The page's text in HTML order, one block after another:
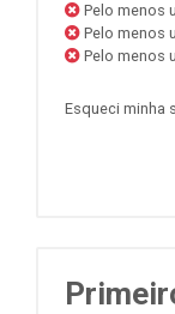
Pelo menos
Pelo menos
Pelo menos
Esqueci minha